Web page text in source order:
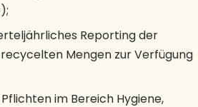
Reporting der
Mengen zur Verfügung
im Bereich Hygiene,